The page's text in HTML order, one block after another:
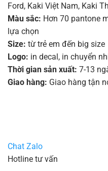
Ford, Kaki Việt Nam, Kaki
Màu sắc: Hơn 70 pantone
lựa chọn
Size: từ trẻ em đến big size
Logo: in decal, in chuyển
Thời gian sản xuất: 7-13
Giao hàng: Giao hàng tận
Chat Zalo
Hotline tư vấn